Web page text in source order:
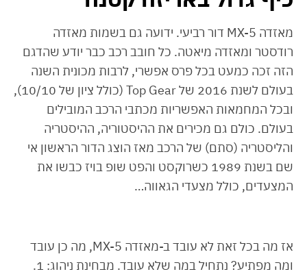
מאזדה MX-5 דור רביעי. ידועה גם בשמות מאזדה
רודסטר ומאזדה מיאטה. כל חובב רכב כבר יודע שהדגם
הזה זכה כמעט בכל פרס אפשרי, לרבות מכונית השנה
בעולם לשנת 2016 של Top Gear (כולל ציון של 10/10),
ובכל המחמאות האפשריות מכתבי הרכב המובילים
בעולם. כולם גם מכירים את ההיסטוריה, ההיסטריה
והליסטריה (סתם) של הרכב מאז הוצג הדור הראשון אי
שם בשנת 1989 כשרוקסט והפט שופ בויז כבשו את
המצעדים, כולל מצעדי הגאווה…
אז מה בכל זאת לא עובד ב-מאזדה MX-5, מה כן עובד
ומה מפתיע? נתחיל במה שלא עובד. מבחינת ניהוג: 1.